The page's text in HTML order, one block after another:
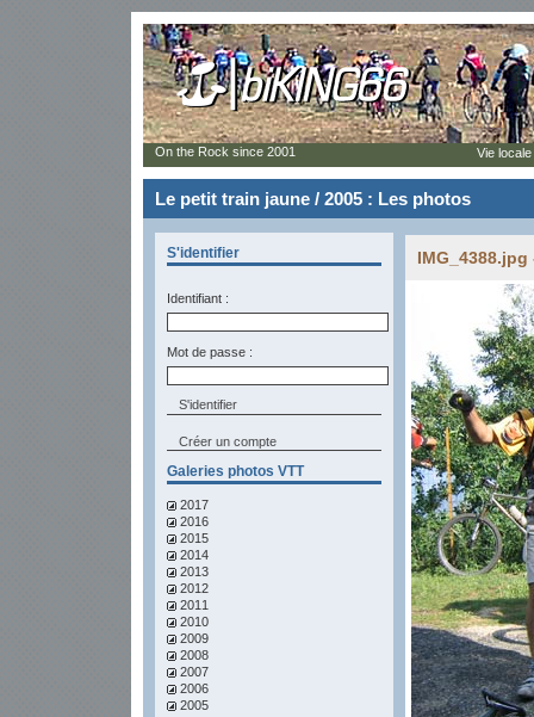
Le petit train jaune / 2005 : Les photos
S'identifier
Identifiant :
Mot de passe :
Créer un compte
Galeries photos VTT
2017
2016
2015
2014
2013
2012
2011
2010
2009
2008
2007
2006
2005
IMG_4388.jpg
On the Rock since 2001 Vie